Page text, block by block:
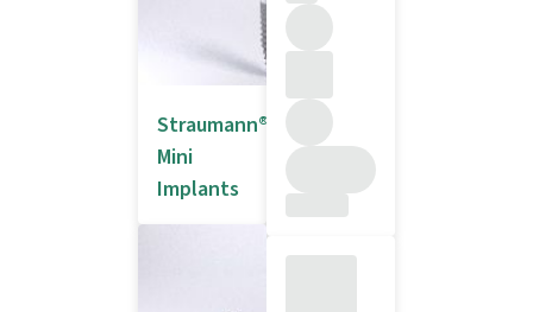
Straumann®
Mini
Implants